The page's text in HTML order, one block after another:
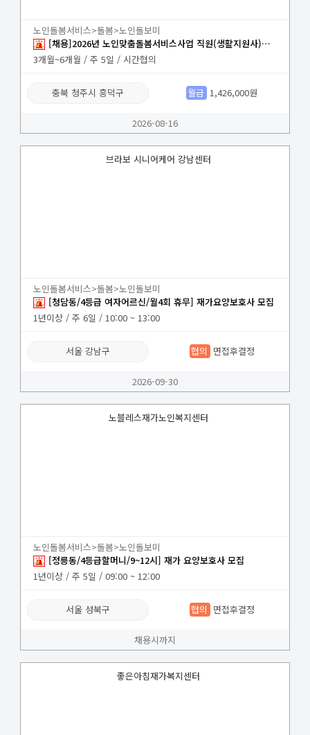
노인돌봄서비스>돌봄>노인돌보미
[채용]2026년 노인맞춤돌봄서비스사업 직원(생활지원사)채용 긴급공고
3개월~6개월 / 주 5일 / 시간협의
충북 청주시 흥덕구 월급 1,426,000원
2026-08-16
브라보 시니어케어 강남센터
노인돌봄서비스>돌봄>노인돌보미
[청담동/4등급 여자어르신/월4회 휴무] 재가요양보호사 모집
1년이상 / 주 6일 / 10:00 ~ 13:00
서울 강남구 협의 면접후결정
2026-09-30
노블레스재가노인복지센터
노인돌봄서비스>돌봄>노인돌보미
[정릉동/4등급할머니/9~12시] 재가 요양보호사 모집
1년이상 / 주 5일 / 09:00 ~ 12:00
서울 성북구 협의 면접후결정
채용시까지
좋은아침재가복지센터